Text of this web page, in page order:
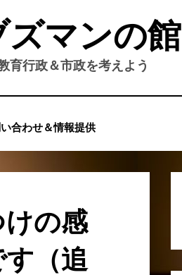
マンの館
育行政＆市政を考えよう
合わせ＆情報提供
の感
（追